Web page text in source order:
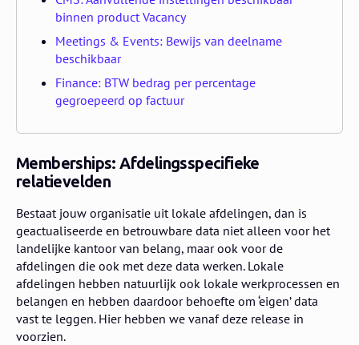
binnen product Vacancy
Meetings & Events: Bewijs van deelname
beschikbaar
Finance: BTW bedrag per percentage
gegroepeerd op factuur
Memberships: Afdelingsspecifieke
relatievelden
Bestaat jouw organisatie uit lokale afdelingen, dan is
geactualiseerde en betrouwbare data niet alleen voor het
landelijke kantoor van belang, maar ook voor de
afdelingen die ook met deze data werken. Lokale
afdelingen hebben natuurlijk ook lokale werkprocessen en
belangen en hebben daardoor behoefte om ‘eigen’ data
vast te leggen. Hier hebben we vanaf deze release in
voorzien.